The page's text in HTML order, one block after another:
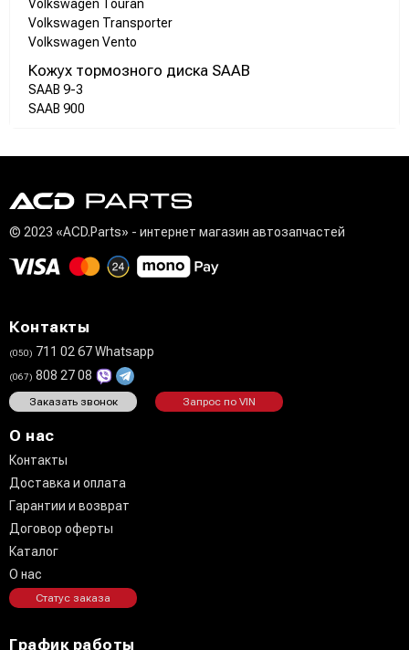
Volkswagen Touran
Volkswagen Transporter
Volkswagen Vento
Кожух тормозного диска SAAB
SAAB 9-3
SAAB 900
© 2023 «ACD.Parts» - интернет магазин автозапчастей
Контакты
(050) 711 02 67 Whatsapp
(067) 808 27 08
Заказать звонок Запрос по VIN
О нас
Контакты
Доставка и оплата
Гарантии и возврат
Договор оферты
Каталог
О нас
Статус заказа
График работы